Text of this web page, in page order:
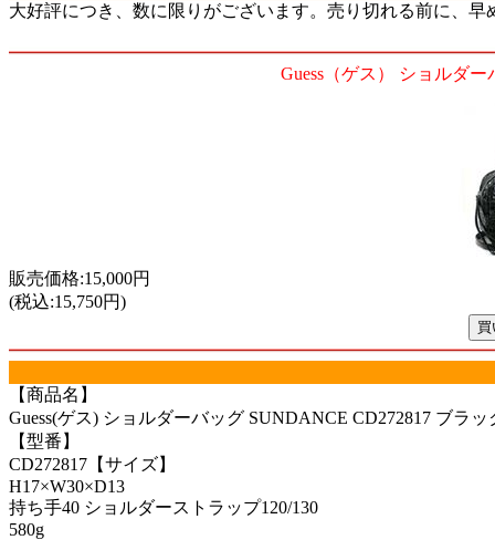
大好評につき、数に限りがございます。売り切れる前に、
Guess（ゲス） ショルダ
販売価格:15,000円
(税込:15,750円)
【商品名】
Guess(ゲス) ショルダーバッグ SUNDANCE CD272817 ブラッ
【型番】
CD272817【サイズ】
H17×W30×D13
持ち手40 ショルダーストラップ120/130
580g